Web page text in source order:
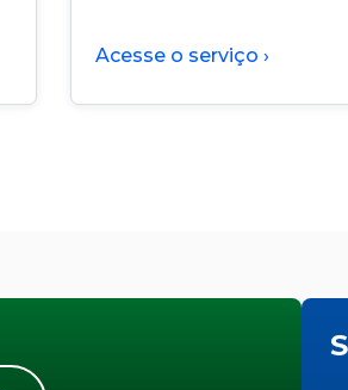
Acesse o serviço ›